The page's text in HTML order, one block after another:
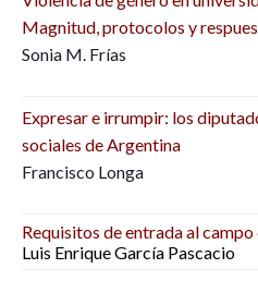
Magnitud, protocolos y
Sonia M. Frías
Expresar e irrumpir: los
sociales de Argentina
Francisco Longa
Requisitos de entrada al
Luis Enrique García Pascacio